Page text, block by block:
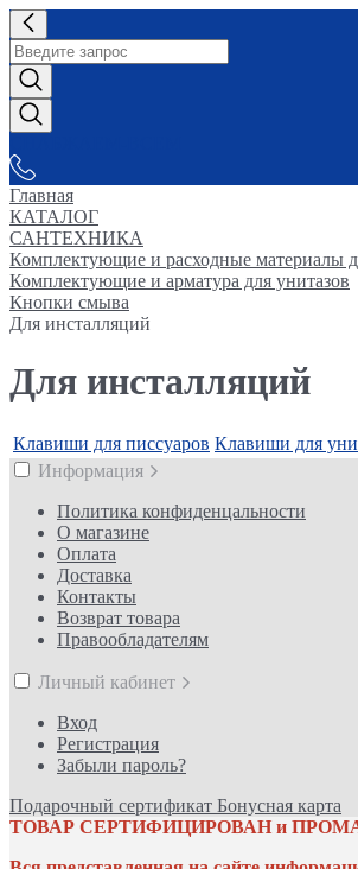
Главная
КАТАЛОГ
САНТЕХНИКА
Комплектующие и расходные материалы
Комплектующие и арматура для унитазов
Кнопки смыва
Для инсталляций
Для инсталляций
Клавиши для писсуаров Клавиши для
Информация
Политика конфиденцальности
О магазине
Оплата
Доставка
Контакты
Возврат товара
Правообладателям
Личный кабинет
Вход
Регистрация
Забыли пароль?
Подарочный сертификат Бонусная карта
ТОВАР СЕРТИФИЦИРОВАН и